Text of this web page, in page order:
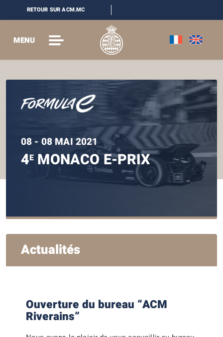
RETOUR SUR ACM.MC
MENU
08 - 08 MAI 2021
4E MONACO E-PRIX
Actualités
Ouverture du bureau “ACM
Riverains”